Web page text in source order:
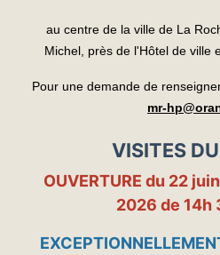
au centre de la ville de La
Michel, près de l'Hôtel de ville
Pour une demande de
mr-
VISITES
OUVERTURE du 22
2026 de 14h